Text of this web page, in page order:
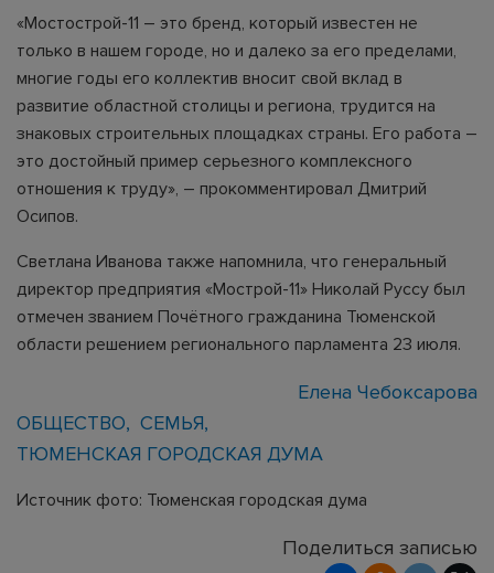
«Мостострой-11 – это бренд, который известен не
только в нашем городе, но и далеко за его пределами,
многие годы его коллектив вносит свой вклад в
развитие областной столицы и региона, трудится на
знаковых строительных площадках страны. Его работа –
это достойный пример серьезного комплексного
отношения к труду», – прокомментировал Дмитрий
Осипов.
Светлана Иванова также напомнила, что генеральный
директор предприятия «Мострой-11» Николай Руссу был
отмечен званием Почётного гражданина Тюменской
области решением регионального парламента 23 июля.
Елена Чебоксарова
ОБЩЕСТВО
СЕМЬЯ
ТЮМЕНСКАЯ ГОРОДСКАЯ ДУМА
Источник фото: Тюменская городская дума
Поделиться записью